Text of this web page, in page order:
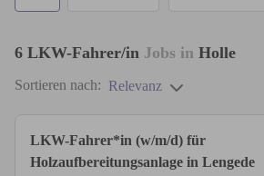
6 LKW-Fahrer/in Jobs in Holle
Sortieren nach: Relevanz
LKW-Fahrer*in (w/m/d) für
Holzaufbereitungsanlage in Lengede